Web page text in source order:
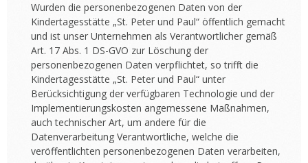
Wurden die personenbezogenen Daten von der
Kindertagesstätte „St. Peter und Paul“ öffentlich gemacht
und ist unser Unternehmen als Verantwortlicher gemäß
Art. 17 Abs. 1 DS-GVO zur Löschung der
personenbezogenen Daten verpflichtet, so trifft die
Kindertagesstätte „St. Peter und Paul“ unter
Berücksichtigung der verfügbaren Technologie und der
Implementierungskosten angemessene Maßnahmen,
auch technischer Art, um andere für die
Datenverarbeitung Verantwortliche, welche die
veröffentlichten personenbezogenen Daten verarbeiten,